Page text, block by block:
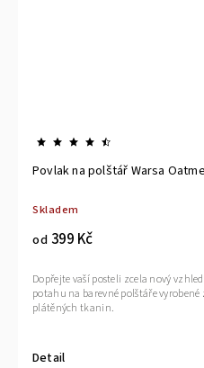
Povlak na polštář Warsa
Skladem
od 399 Kč
Detail
Dopřejte vaší posteli zcela nový
potahu na barevné polštáře
plátěných tkanin.